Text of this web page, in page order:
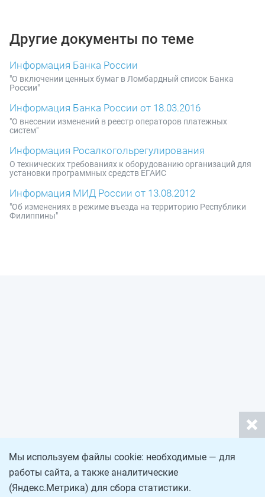
Другие документы по теме
Информация Банка России
"О включении ценных бумаг в Ломбардный список Банка
России"
Информация Банка России от 18.03.2016
"О внесении изменений в реестр операторов платежных
систем"
Информация Росалкогольрегулирования
О технических требованиях к оборудованию организаций для
установки программных средств ЕГАИС
Информация МИД России от 13.08.2012
"Об изменениях в режиме въезда на территорию Республики
Филиппины"
Мы используем файлы cookie: необходимые — для
работы сайта, а также аналитические
(Яндекс.Метрика) для сбора статистики.